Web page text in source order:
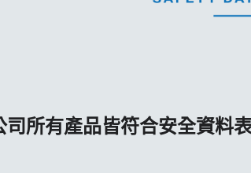
司所有產品皆符合安全資料